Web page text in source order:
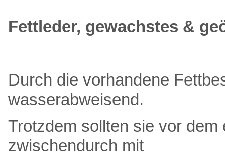
Fettleder, gewachstes &
Durch die vorhandene
wasserabweisend.
Trotzdem sollten sie vor
zwischendurch mit